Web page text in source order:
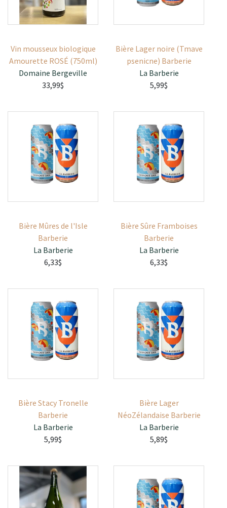
Vin mousseux biologique
Amourette ROSÉ (750ml)
Domaine Bergeville
33,99$
Bière Lager noire (Tmave
psenicne) Barberie
La Barberie
5,99$
Bière Mûres de l'Isle
Barberie
La Barberie
6,33$
Bière Sûre Framboises
Barberie
La Barberie
6,33$
Bière Stacy Tronelle
Barberie
La Barberie
5,99$
Bière Lager
NéoZélandaise Barberie
La Barberie
5,89$